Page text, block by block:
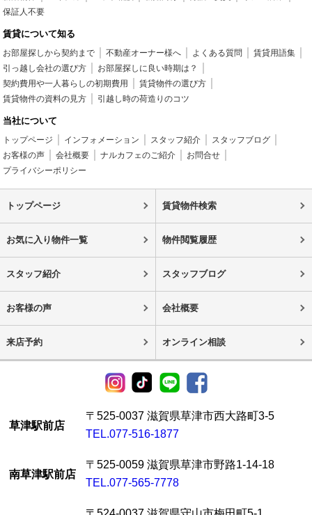
保証人不要
賃貸について知る
お部屋探しから契約まで 不動産オーナー様へ よくある質問
賃貸用語集
引っ越し会社の選び方
お部屋探しに良い時期は？
契約費用や一人暮らしの初期費用
賃貸物件の選び方
賃貸物件の資料の見方
引越し時の荷造りのコツ
当社について
トップページ インフォメーション スタッフ紹介
スタッフブログ
お客様の声
会社概要 ナルカフェのご紹介
お問合せ
プライバシーポリシー
トップページ 賃貸物件検索
お気に入り物件一覧 物件閲覧履歴
スタッフ紹介 スタッフブログ
お客様の声 会社概要
来店予約 オンライン相談
草津駅前店
〒525-0037 滋賀県草津市西大路町3-5
TEL.077-516-1877
南草津駅前店
〒525-0059 滋賀県草津市野路1-14-18
TEL.077-565-7778